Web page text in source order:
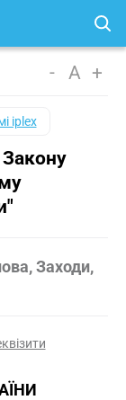
- A +
iplex
Закону
Заходи,